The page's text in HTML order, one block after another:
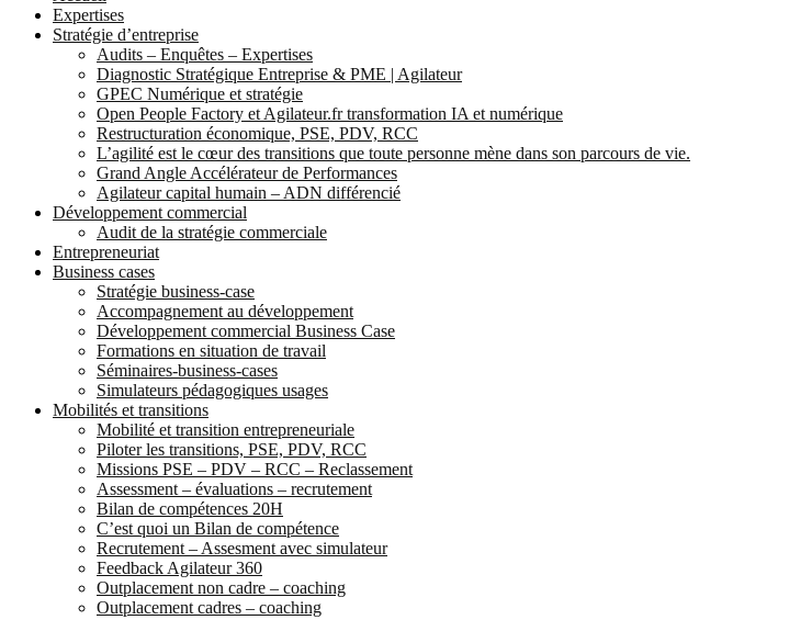
Expertises
Stratégie d’entreprise
Audits – Enquêtes – Expertises
Diagnostic Stratégique Entreprise & PME | Agilateur
GPEC Numérique et stratégie
Open People Factory et Agilateur.fr transformation IA et numérique
Restructuration économique, PSE, PDV, RCC
L’agilité est le cœur des transitions que toute personne mène dans son parcours de vie.
Grand Angle Accélérateur de Performances
Agilateur capital humain – ADN différencié
Développement commercial
Audit de la stratégie commerciale
Entrepreneuriat
Business cases
Stratégie business-case
Accompagnement au développement
Développement commercial Business Case
Formations en situation de travail
Séminaires-business-cases
Simulateurs pédagogiques usages
Mobilités et transitions
Mobilité et transition entrepreneuriale
Piloter les transitions, PSE, PDV, RCC
Missions PSE – PDV – RCC – Reclassement
Assessment – évaluations – recrutement
Bilan de compétences 20H
C’est quoi un Bilan de compétence
Recrutement – Assesment avec simulateur
Feedback Agilateur 360
Outplacement non cadre – coaching
Outplacement cadres – coaching